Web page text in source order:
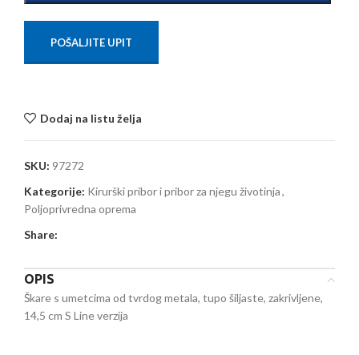
POŠALJITE UPIT
Dodaj na listu želja
SKU: 97272
Kategorije: Kirurški pribor i pribor za njegu životinja,
Poljoprivredna oprema
Share:
OPIS
Škare s umetcima od tvrdog metala, tupo šiljaste, zakrivljene,
14,5 cm S Line verzija